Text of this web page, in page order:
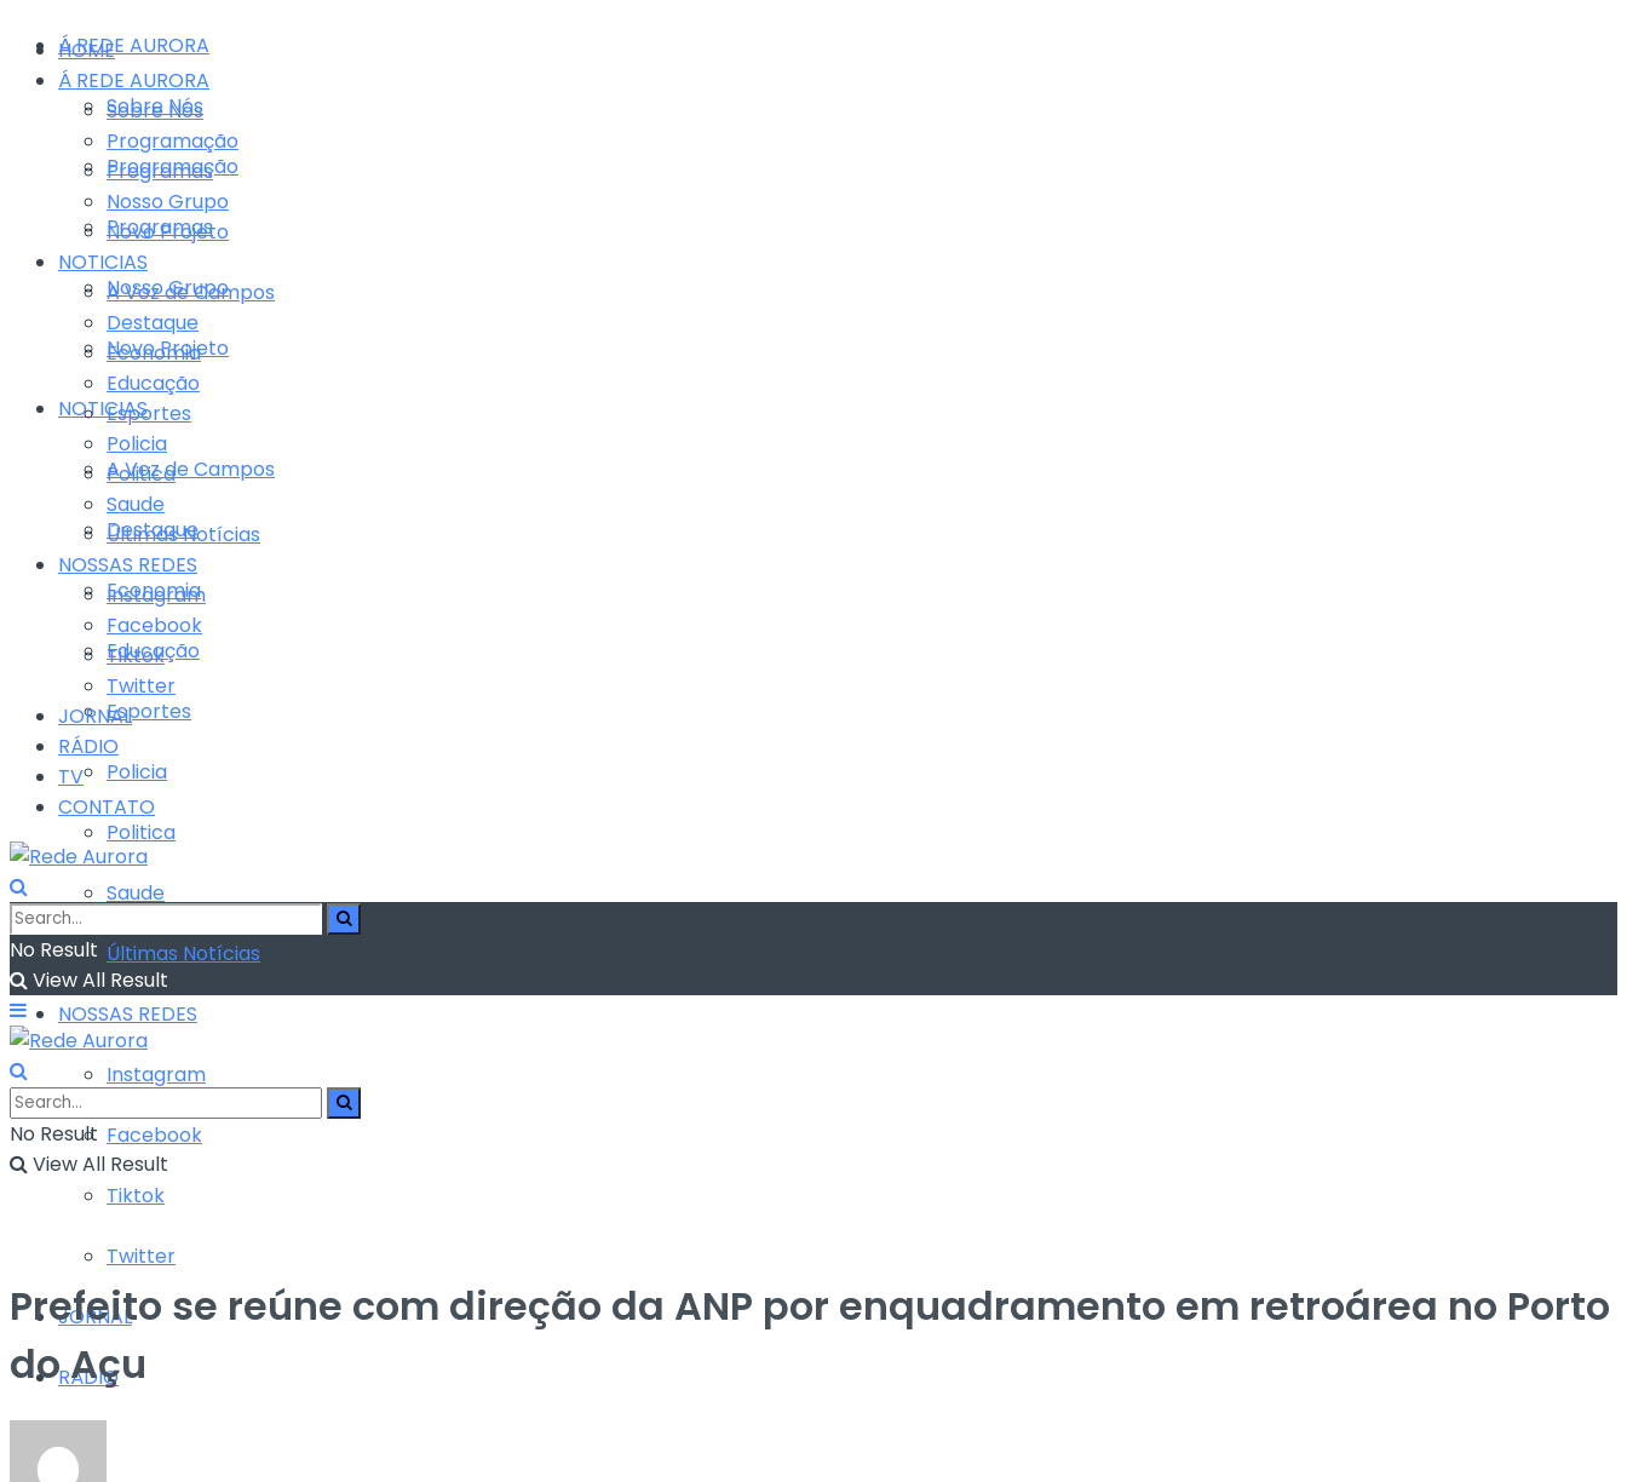
Á REDE AURORA
Sobre Nós
Programação
Programas
Nosso Grupo
Novo Projeto
NOTICIAS
A Voz de Campos
Destaque
Economia
Educação
Esportes
Policia
Politica
Saude
Últimas Notícias
NOSSAS REDES
Instagram
Facebook
Tiktok
Twitter
JORNAL
RÁDIO
HOME
Á REDE AURORA
Sobre Nós
Programação
Programas
Nosso Grupo
Novo Projeto
NOTICIAS
A Voz de Campos
Destaque
Economia
Educação
Esportes
Policia
Politica
Saude
Últimas Notícias
NOSSAS REDES
Instagram
Facebook
Tiktok
Twitter
JORNAL
RÁDIO
TV
CONTATO
No Result
View All Result
No Result
View All Result
Prefeito se reúne com direção da ANP por enquadramento em retroárea no Porto
do Açu